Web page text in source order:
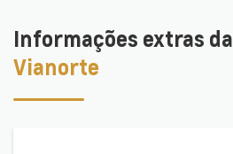
Informações extras da
Vianorte